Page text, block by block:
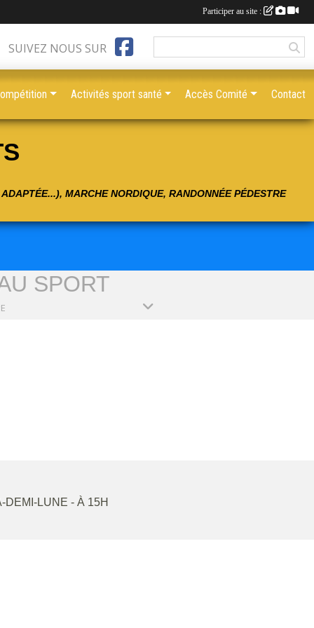
MARCHE NORDIQUE, RANDONNÉE PÉDESTRE
SPORT
DEMI-LUNE - À 15H
SUIVEZ NOUS SUR
Activités sport santé Accès Comité Contact
Participer au site :